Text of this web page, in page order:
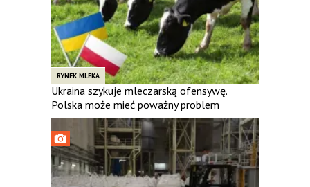
RYNEK MLEKA
Ukraina szykuje mleczarską ofensywę.
Polska może mieć poważny problem